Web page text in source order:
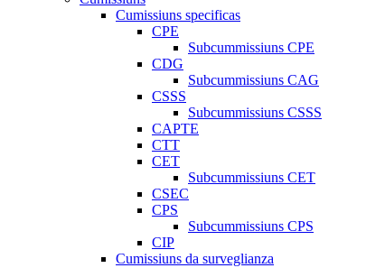
Cumissiuns specificas
CPE
Subcummissiuns CPE
CDG
Subcummissiuns CAG
CSSS
Subcummissiuns CSSS
CAPTE
CTT
CET
Subcummissiuns CET
CSEC
CPS
Subcummissiuns CPS
CIP
Cumissiuns da surveglianza